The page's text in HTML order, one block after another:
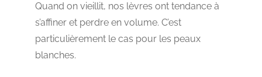
Quand on vieillit, nos lèvres ont tendance à
s’affiner et perdre en volume. C’est
particulièrement le cas pour les peaux
blanches.